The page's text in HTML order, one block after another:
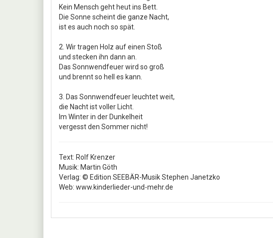
Kein Mensch geht heut ins Bett.
Die Sonne scheint die ganze Nacht,
ist es auch noch so spät.
2. Wir tragen Holz auf einen Stoß
und stecken ihn dann an.
Das Sonnwendfeuer wird so groß
und brennt so hell es kann.
3. Das Sonnwendfeuer leuchtet weit,
die Nacht ist voller Licht.
Im Winter in der Dunkelheit
vergesst den Sommer nicht!
Text: Rolf Krenzer
Musik: Martin Göth
Verlag: © Edition SEEBÄR-Musik Stephen Janetzko
Web: www.kinderlieder-und-mehr.de